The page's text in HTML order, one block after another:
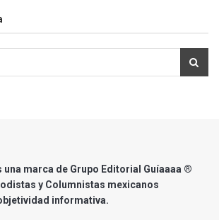
una marca de Grupo Editorial Guíaaaa ®
y Columnistas mexicanos
informativa.